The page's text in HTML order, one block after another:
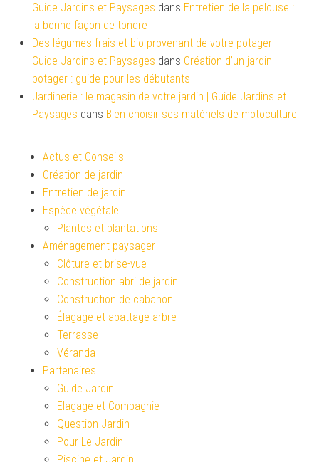
Guide Jardins et Paysages dans Entretien de la pelouse :
la bonne façon de tondre
Des légumes frais et bio provenant de votre potager |
Guide Jardins et Paysages dans Création d’un jardin
potager : guide pour les débutants
Jardinerie : le magasin de votre jardin | Guide Jardins et
Paysages dans Bien choisir ses matériels de motoculture
Actus et Conseils
Création de jardin
Entretien de jardin
Espèce végétale
Plantes et plantations
Aménagement paysager
Clôture et brise-vue
Construction abri de jardin
Construction de cabanon
Élagage et abattage arbre
Terrasse
Véranda
Partenaires
Guide Jardin
Elagage et Compagnie
Question Jardin
Pour Le Jardin